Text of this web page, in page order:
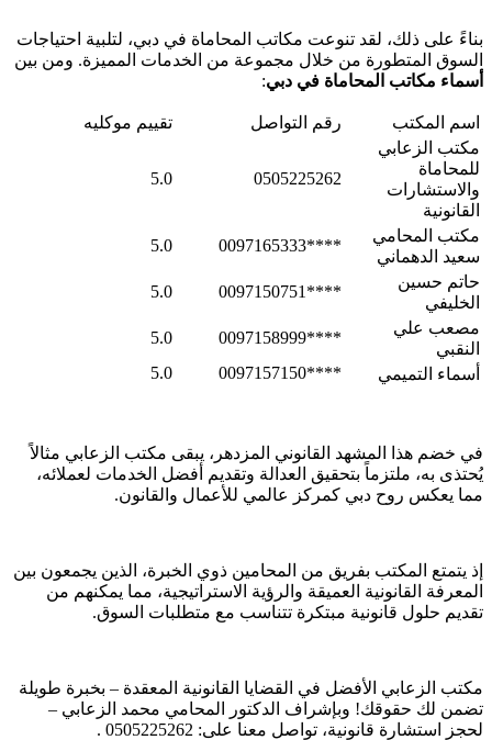
بناءً على ذلك، لقد تنوعت مكاتب المحاماة في دبي، لتلبية احتياجات
السوق المتطورة من خلال مجموعة من الخدمات المميزة. ومن بين
أسماء مكاتب المحاماة في دبي:
اسم المكتب رقم التواصل
تقييم موكليه
مكتب الزعابي
للمحاماة
والاستشارات
القانونية
0505225262
5.0
مكتب المحامي
سعيد الدهماني
****0097165333
5.0
حاتم حسين
الخليفي
****0097150751
5.0
مصعب علي
النقبي
****0097158999
5.0
أسماء التميمي
****0097157150
5.0
في خضم هذا المشهد القانوني المزدهر، يبقى مكتب الزعابي مثالاً
يُحتذى به، ملتزماً بتحقيق العدالة وتقديم أفضل الخدمات لعملائه،
مما يعكس روح دبي كمركز عالمي للأعمال والقانون.
إذ يتمتع المكتب بفريق من المحامين ذوي الخبرة، الذين يجمعون بين
المعرفة القانونية العميقة والرؤية الاستراتيجية، مما يمكنهم من
تقديم حلول قانونية مبتكرة تتناسب مع متطلبات السوق.
مكتب الزعابي الأفضل في القضايا القانونية المعقدة – بخبرة طويلة
تضمن لك حقوقك! وبإشراف الدكتور المحامي محمد الزعابي –
لحجز استشارة قانونية، تواصل معنا على: 0505225262 .